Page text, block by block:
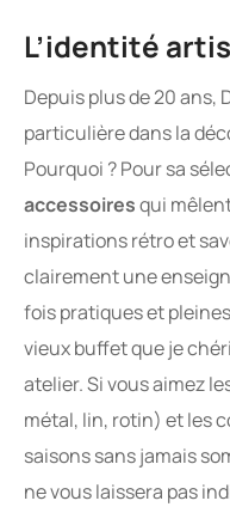
L’identité
Depuis plus de 20 ans,
particulière dans la
Pourquoi ? Pour sa
accessoiresqui
inspirations rétro et
clairement une
fois pratiques et
vieux buffet que je
atelier. Si vous aimez
métal, lin, rotin) et les
saisons sans jamais
ne vous laissera pas